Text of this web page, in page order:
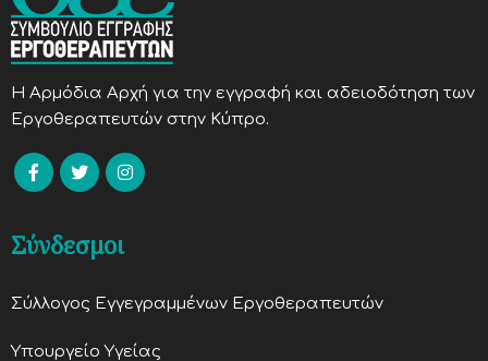
H Αρμόδια Αρχή για την εγγραφή και αδειοδότηση των
Εργοθεραπευτών στην Κύπρο.
Σύνδεσμοι
Σύλλογος Εγγεγραμμένων Εργοθεραπευτών
Υπουργείο Υγείας